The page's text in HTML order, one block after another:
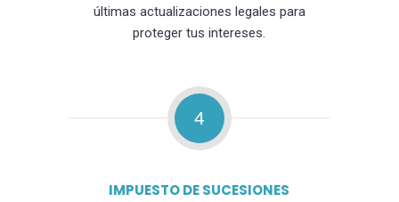
últimas actualizaciones legales para
proteger tus intereses.
4
IMPUESTO DE SUCESIONES